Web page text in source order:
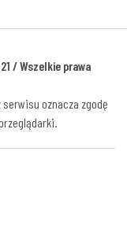
/ Wszelkie prawa
oznacza zgodę